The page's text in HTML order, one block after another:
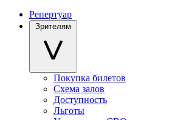
Репертуар
Зрителям
Покупка билетов
Схема залов
Доступность
Льготы